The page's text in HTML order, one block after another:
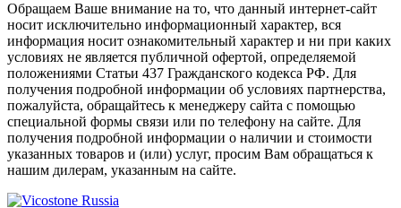
Обращаем Ваше внимание на то, что данный интернет-сайт
носит исключительно информационный характер, вся
информация носит ознакомительный характер и ни при каких
условиях не является публичной офертой, определяемой
положениями Статьи 437 Гражданского кодекса РФ. Для
получения подробной информации об условиях партнерства,
пожалуйста, обращайтесь к менеджеру сайта с помощью
специальной формы связи или по телефону на сайте. Для
получения подробной информации о наличии и стоимости
указанных товаров и (или) услуг, просим Вам обращаться к
нашим дилерам, указанным на сайте.